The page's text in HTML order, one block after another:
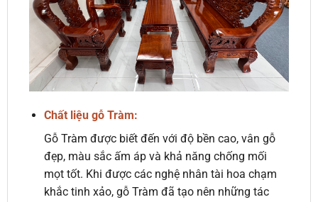
Chất liệu gỗ Tràm:
Gỗ Tràm được biết đến với độ bền cao, vân gỗ
đẹp, màu sắc ấm áp và khả năng chống mối
mọt tốt. Khi được các nghệ nhân tài hoa chạm
khắc tinh xảo, gỗ Tràm đã tạo nên những tác